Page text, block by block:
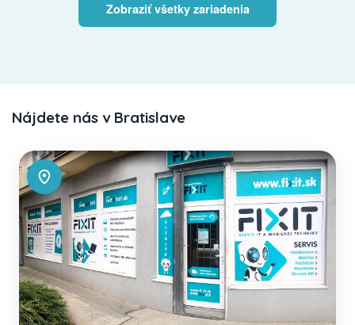
Zobraziť všetky zariadenia
Nájdete nás v Bratislave